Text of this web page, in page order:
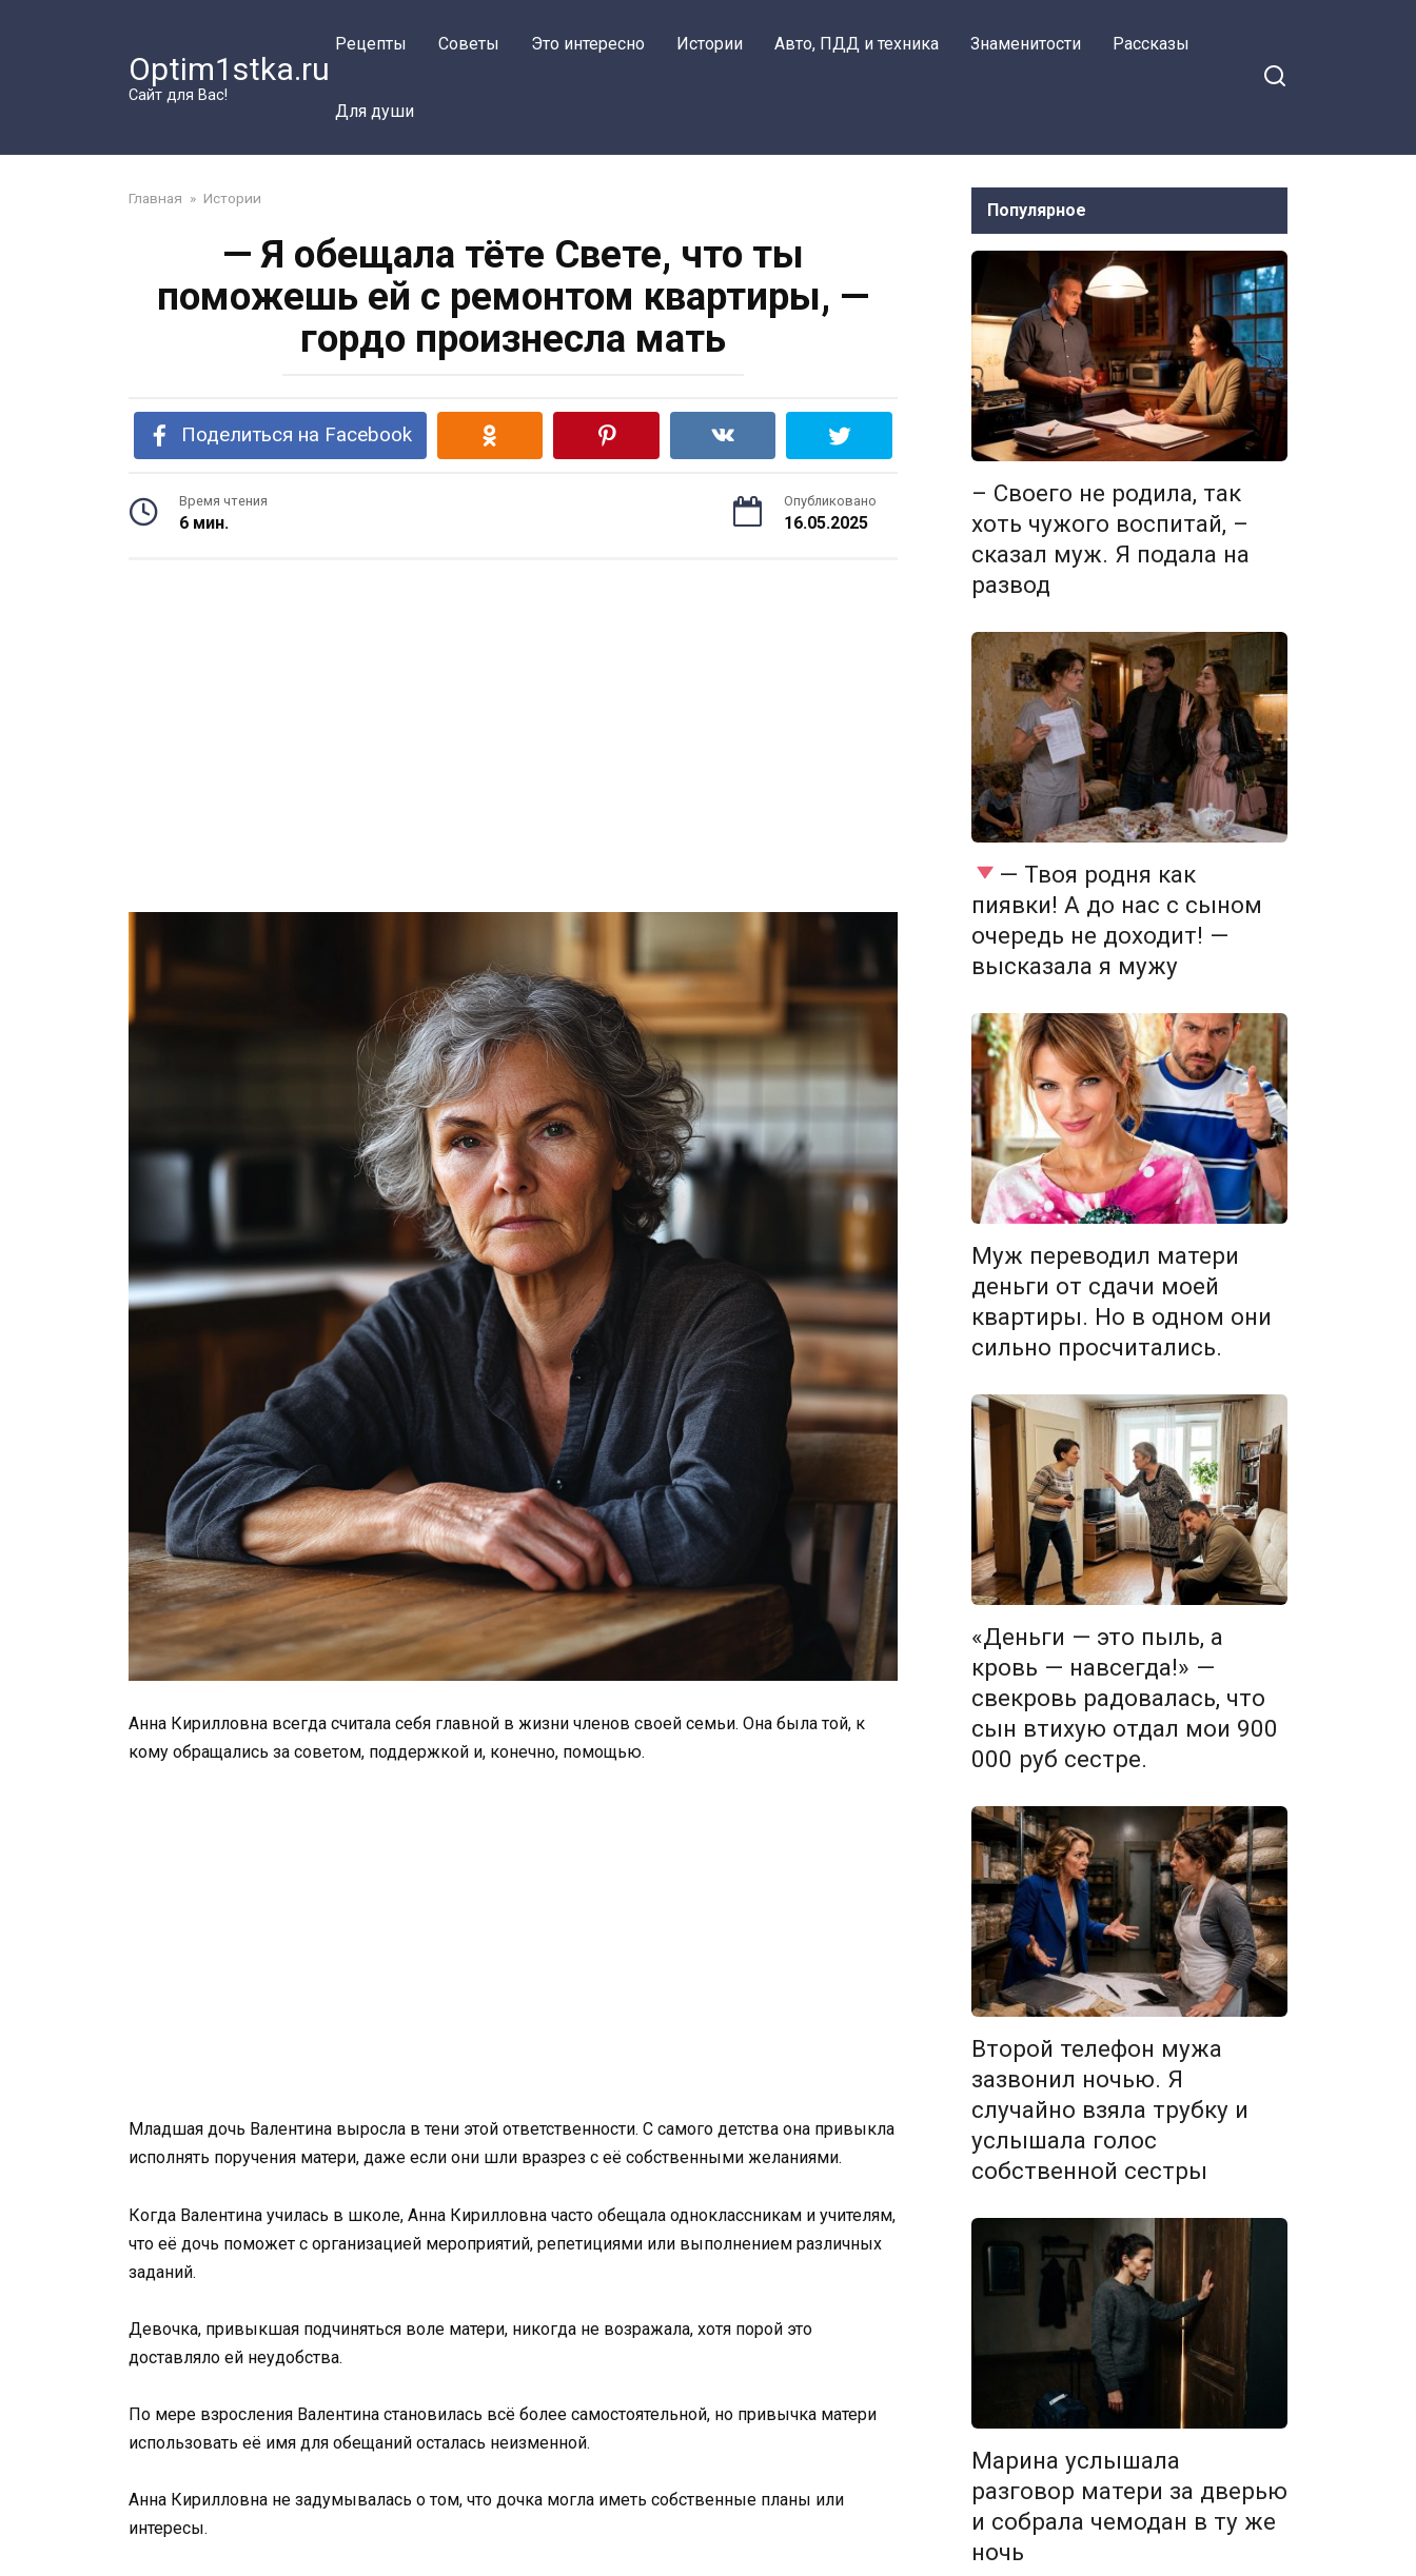
Optim1stka.ru
Сайт для Вас!
Рецепты Советы Это интересно Истории Авто, ПДД и техника Знаменитости Рассказы
Для души
Главная » Истории
— Я обещала тёте Свете, что ты
поможешь ей с ремонтом квартиры, —
гордо произнесла мать
Поделиться на Facebook
Время чтения
6 мин.
Опубликовано
16.05.2025
Анна Кирилловна всегда считала себя главной в жизни членов своей семьи. Она была той, к
кому обращались за советом, поддержкой и, конечно, помощью.
Младшая дочь Валентина выросла в тени этой ответственности. С самого детства она привыкла
исполнять поручения матери, даже если они шли вразрез с её собственными желаниями.
Когда Валентина училась в школе, Анна Кирилловна часто обещала одноклассникам и учителям,
что её дочь поможет с организацией мероприятий, репетициями или выполнением различных
заданий.
Девочка, привыкшая подчиняться воле матери, никогда не возражала, хотя порой это
доставляло ей неудобства.
По мере взросления Валентина становилась всё более самостоятельной, но привычка матери
использовать её имя для обещаний осталась неизменной.
Анна Кирилловна не задумывалась о том, что дочка могла иметь собственные планы или
интересы.
Популярное
– Своего не родила, так
хоть чужого воспитай, –
сказал муж. Я подала на
развод
— Твоя родня как
пиявки! А до нас с сыном
очередь не доходит! —
высказала я мужу
Муж переводил матери
деньги от сдачи моей
квартиры. Но в одном они
сильно просчитались.
«Деньги — это пыль, а
кровь — навсегда!» —
свекровь радовалась, что
сын втихую отдал мои 900
000 руб сестре.
Второй телефон мужа
зазвонил ночью. Я
случайно взяла трубку и
услышала голос
собственной сестры
Марина услышала
разговор матери за дверью
и собрала чемодан в ту же
ночь